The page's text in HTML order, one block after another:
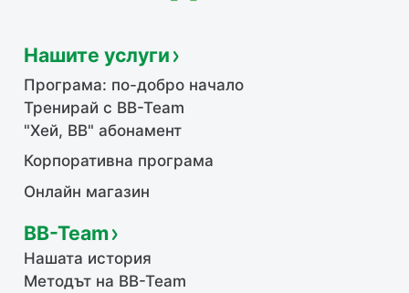
Нашите услуги
Програма: по-добро начало
Тренирай с BB-Team
"Хей, ВВ" абонамент
Корпоративна програма
Онлайн магазин
BB-Team
Нашата история
Методът на BB-Team